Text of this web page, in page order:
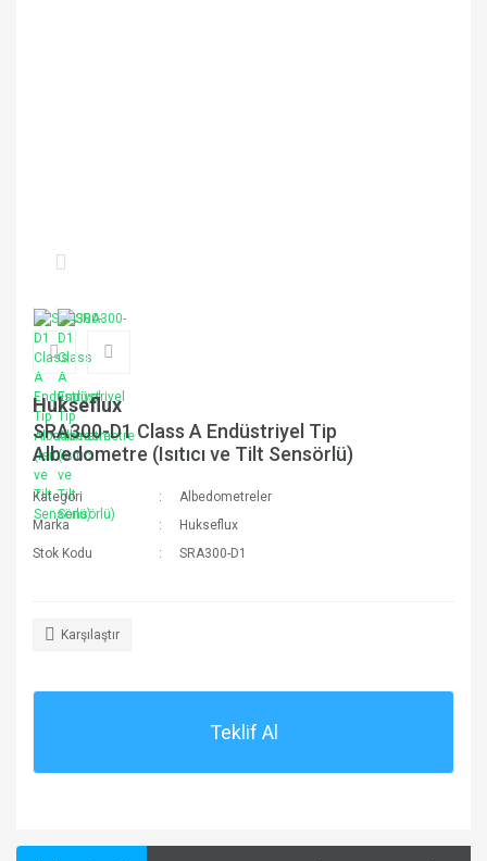
Hukseflux
SRA300-D1 Class A Endüstriyel Tip
Albedometre (Isıtıcı ve Tilt Sensörlü)
Kategori
Albedometreler
Marka
Hukseflux
Stok Kodu
SRA300-D1
Karşılaştır
Teklif Al